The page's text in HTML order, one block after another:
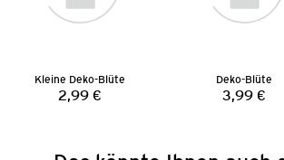
Kleine Deko-Blüte
Preis:
2,99 €
Deko-Blüte
Preis:
3,99 €